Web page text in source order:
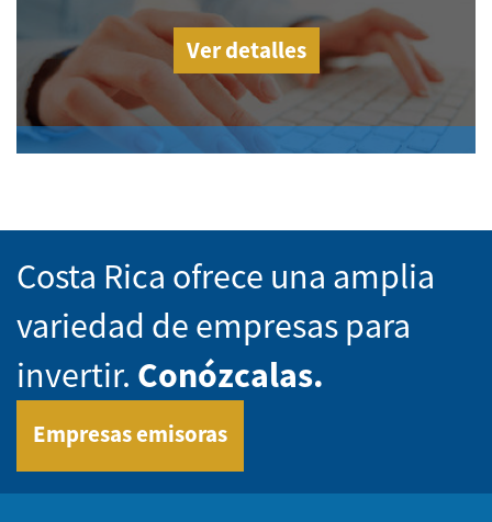
Ver detalles
Costa Rica ofrece una amplia
variedad de empresas para
invertir. Conózcalas.
Empresas emisoras